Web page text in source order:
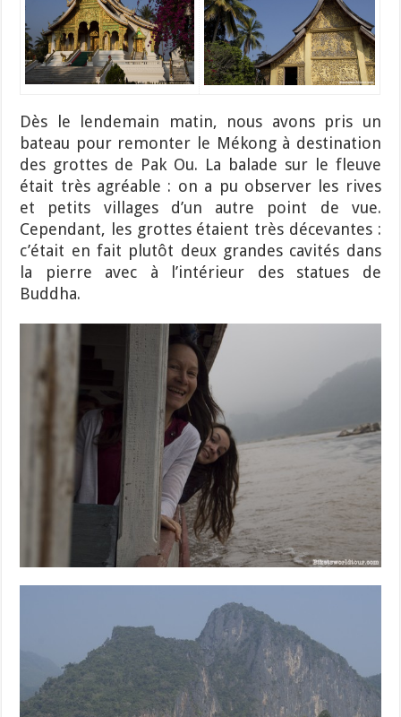
Dès le lendemain matin, nous avons pris un
bateau pour remonter le Mékong à destination
des grottes de Pak Ou. La balade sur le fleuve
était très agréable : on a pu observer les rives
et petits villages d’un autre point de vue.
Cependant, les grottes étaient très décevantes :
c’était en fait plutôt deux grandes cavités dans
la pierre avec à l’intérieur des statues de
Buddha.